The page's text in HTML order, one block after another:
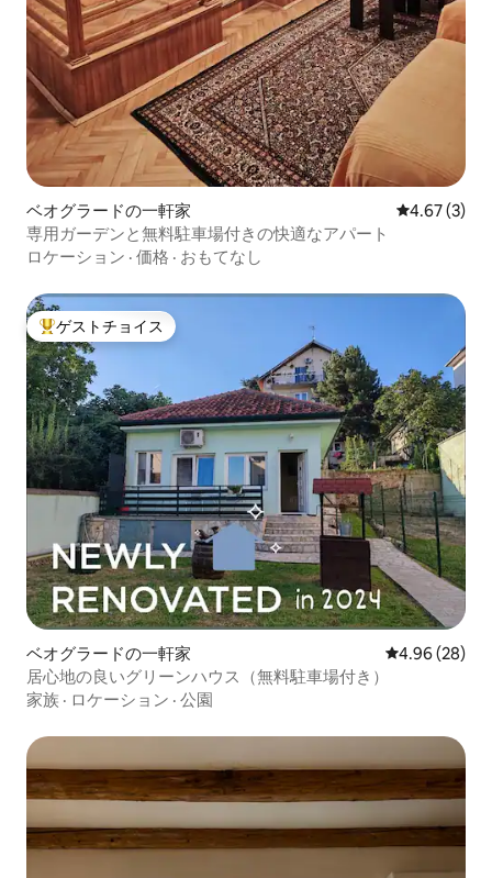
ベオグラードの一軒家 レビュー3
4.67 (3)
専用ガーデンと無料駐車場付きの快適なアパート
ロケーション · 価格 · おもてなし
大好評のゲストチョイスです。
ゲストチョイス
ベオグラードの一軒家 レビュー28
4.96 (28)
居心地の良いグリーンハウス（無料駐車場付き）
家族 · ロケーション · 公園